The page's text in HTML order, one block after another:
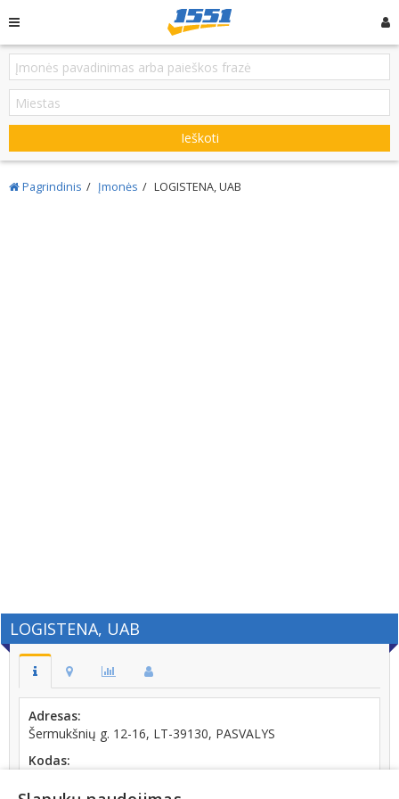
Ieškoti
Pagrindinis Įmonės LOGISTENA, UAB
LOGISTENA, UAB
Adresas:
Šermukšnių g. 12-16, LT-39130, PASVALYS
Kodas: